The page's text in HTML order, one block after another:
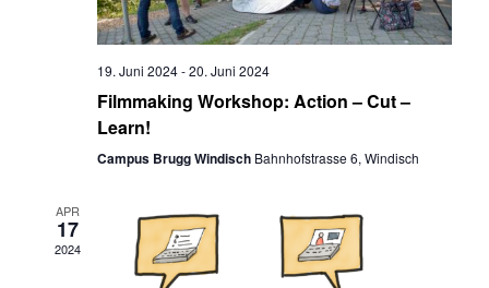
19. Juni 2024-20. Juni 2024
Filmmaking Workshop: Action – Cut –
Learn!
Campus Brugg Windisch Bahnhofstrasse 6, Windisch
APR
17
2024